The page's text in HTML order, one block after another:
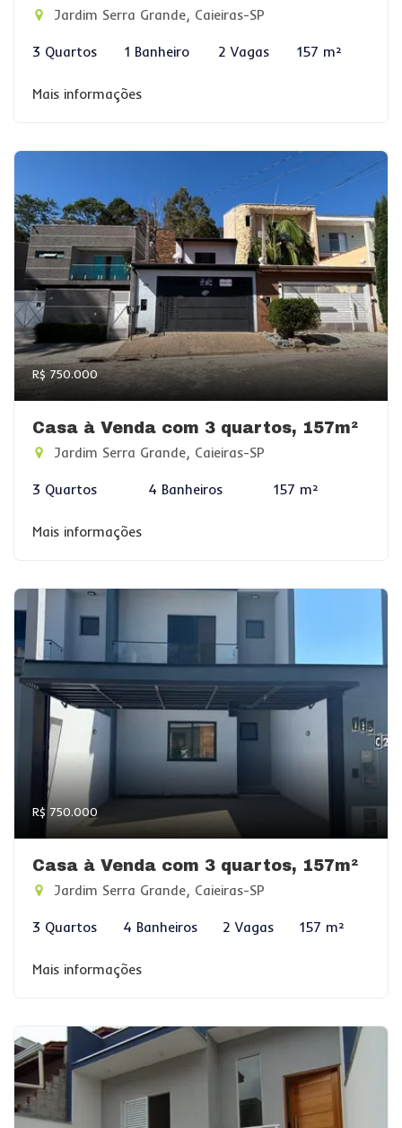
Jardim Serra Grande, Caieiras-SP
3 Quartos 1 Banheiro 2 Vagas 157 m²
Mais informações
R$ 750.000
Casa à Venda com 3 quartos, 157m²
Jardim Serra Grande, Caieiras-SP
3 Quartos 4 Banheiros 157 m²
Mais informações
R$ 750.000
Casa à Venda com 3 quartos, 157m²
Jardim Serra Grande, Caieiras-SP
3 Quartos 4 Banheiros 2 Vagas 157 m²
Mais informações